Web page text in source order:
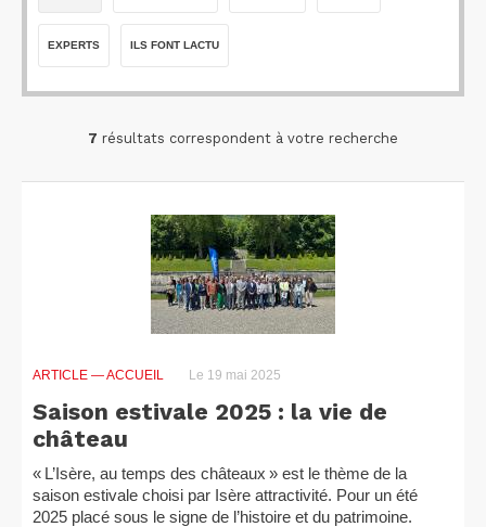
EXPERTS ILS FONT LACTU
7 résultats correspondent à votre recherche
ARTICLE — ACCUEIL Le 19 mai 2025
Saison estivale 2025 : la vie de
château
« L’Isère, au temps des châteaux » est le thème de la
saison estivale choisi par Isère attractivité. Pour un été
2025 placé sous le signe de l’histoire et du patrimoine.